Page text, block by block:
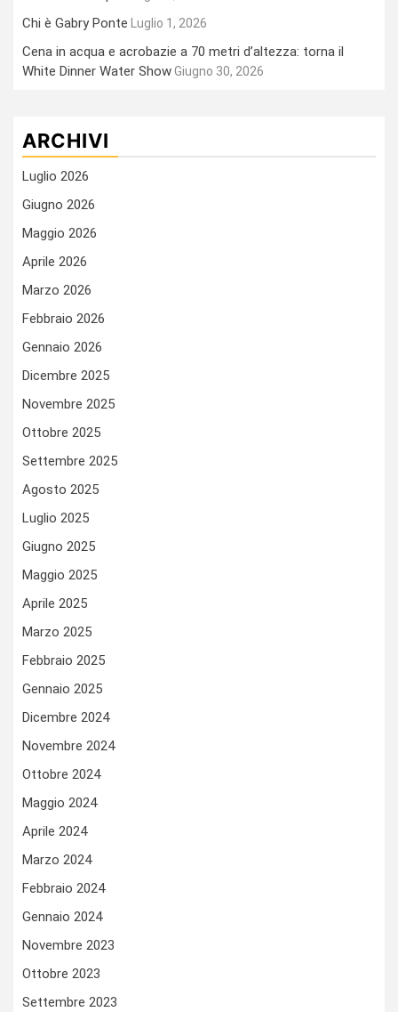
Chi è Gabry Ponte Luglio 1, 2026
Cena in acqua e acrobazie a 70 metri d’altezza: torna il
White Dinner Water ShowGiugno 30, 2026
ARCHIVI
Luglio 2026
Giugno 2026
Maggio 2026
Aprile 2026
Marzo 2026
Febbraio 2026
Gennaio 2026
Dicembre 2025
Novembre 2025
Ottobre 2025
Settembre 2025
Agosto 2025
Luglio 2025
Giugno 2025
Maggio 2025
Aprile 2025
Marzo 2025
Febbraio 2025
Gennaio 2025
Dicembre 2024
Novembre 2024
Ottobre 2024
Maggio 2024
Aprile 2024
Marzo 2024
Febbraio 2024
Gennaio 2024
Novembre 2023
Ottobre 2023
Settembre 2023